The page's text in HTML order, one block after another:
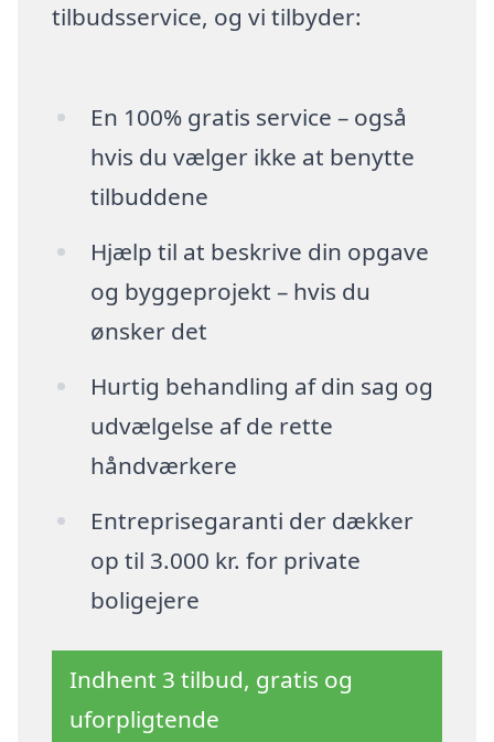
tilbudsservice, og vi tilbyder:
En 100% gratis service – også
hvis du vælger ikke at benytte
tilbuddene
Hjælp til at beskrive din opgave
og byggeprojekt – hvis du
ønsker det
Hurtig behandling af din sag og
udvælgelse af de rette
håndværkere
Entreprisegaranti der dækker
op til 3.000 kr. for private
boligejere
Indhent 3 tilbud, gratis og
uforpligtende